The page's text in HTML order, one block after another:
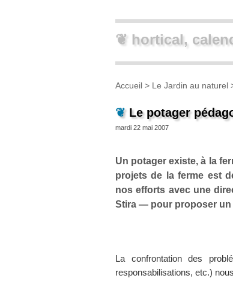
❦ hortical,
Accueil > Le Jardin au naturel
❦ Le potager
mardi 22 mai 2007
Un potager existe, à la
projets de la ferme est
nos efforts avec une
Stira — pour proposer un
La confrontation des
responsabilisations, etc.)